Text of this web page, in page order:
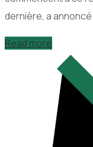
dernière, a
Read more